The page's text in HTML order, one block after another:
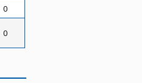
0
0